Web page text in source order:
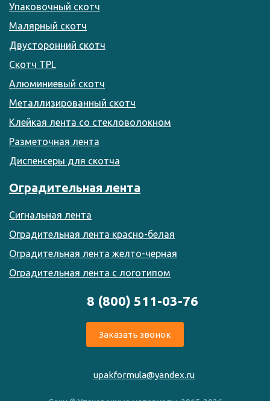
Упаковочный скотч
Малярный скотч
Двусторонний скотч
Скотч TPL
Алюминиевый скотч
Металлизированный скотч
Клейкая лента со стекловолокном
Разметочная лента
Диспенсеры для скотча
Оградительная лента
Сигнальная лента
Оградительная лента красно-белая
Оградительная лента желто-черная
Оградительная лента с логотипом
8 (800) 511-03-76
Заказать звонок
upakformula@yandex.ru